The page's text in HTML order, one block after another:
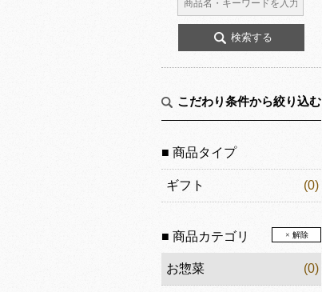
こだわり条件から絞り込む
■ 商品タイプ
ギフト (0)
■ 商品カテゴリ × 解除
お惣菜 (0)